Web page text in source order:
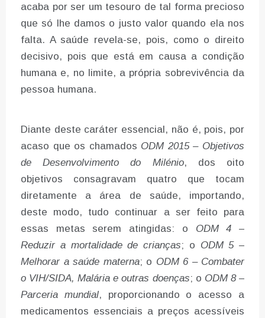
acaba por ser um tesouro de tal forma precioso
que só lhe damos o justo valor quando ela nos
falta. A saúde revela-se, pois, como o direito
decisivo, pois que está em causa a condição
humana e, no limite, a própria sobrevivência da
pessoa humana.
Diante deste caráter essencial, não é, pois, por
acaso que os chamados ODM 2015 – Objetivos
de Desenvolvimento do Milénio, dos oito
objetivos consagravam quatro que tocam
diretamente a área de saúde, importando,
deste modo, tudo continuar a ser feito para
essas metas serem atingidas: o ODM 4 –
Reduzir a mortalidade de crianças; o ODM 5 –
Melhorar a saúde materna; o ODM 6 – Combater
o VIH/SIDA, Malária e outras doenças; o ODM 8 –
Parceria mundial, proporcionando o acesso a
medicamentos essenciais a preços acessíveis